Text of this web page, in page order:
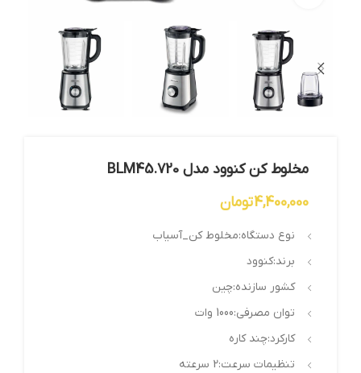
مخلوط کن کنوود مدل BLM45.720
4,400,000تومان
نوع دستگاه:مخلوط کن_آسیاب
برند:کنوود
کشور سازنده:چین
توان مصرفی:1000 وات
کارکرد:چند کاره
تنظیمات سرعت:2 سرعته